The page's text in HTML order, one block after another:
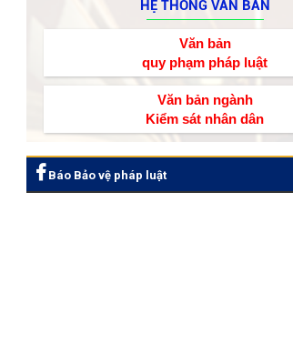
HỆ THỐNG VĂN BẢN
Văn bản
quy phạm pháp luật
Văn bản ngành
Kiểm sát nhân dân
Báo Bảo vệ pháp luật